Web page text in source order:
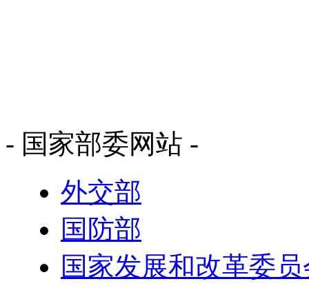
- 国家部委网站 -
外交部
国防部
国家发展和改革委